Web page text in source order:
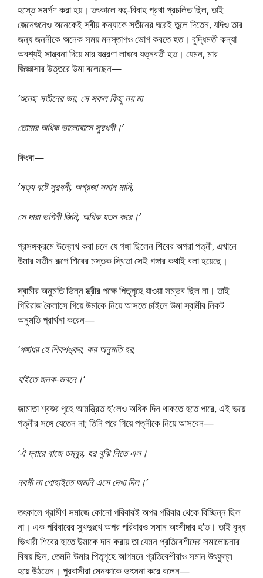
হস্তে সমর্পণ করা হয়। তৎকালে বহু-বিবাহ প্রথা প্রচলিত ছিল, তাই
জেনেশুনেও অনেকেই স্বীয় কন্যাকে সতীনের ঘরেই তুলে দিতেন, যদিও তার
জন্য জননীকে অনেক সময় মনস্তাপও ভোগ করতে হত। বুদ্ধিমতী কন্যা
অবশ্যই সান্ত্বনা দিয়ে মার যন্ত্রণা লাঘবে যত্নবতী হত। যেমন, মার
জিজ্ঞাসার উত্তরে উমা বলেছেন—
‘শুনেছ সতীনের ভয়, সে সকল কিছু নয় মা
তোমার অধিক ভালোবাসে সুরধনী।’
কিংবা—
‘সত্য বটে সুরধনী, অগ্রজা সমান মানি,
সে দারা ভগিনী জিনি, অধিক যতন করে।’
প্রসঙ্গক্রমে উল্লেখ করা চলে যে গঙ্গা ছিলেন শিবের অপরা পত্নী, এখানে
উমার সতীন রূপে শিবের মস্তক স্থিতা সেই গঙ্গার কথাই বলা হয়েছে।
স্বামীর অনুমতি ভিন্ন স্ত্রীর পক্ষে পিতৃগৃহে যাওয়া সম্ভব ছিল না। তাই
গিরিরাজ কৈলাসে গিয়ে উমাকে নিয়ে আসতে চাইলে উমা স্বামীর নিকট
অনুমতি প্রার্থনা করেন—
‘গঙ্গাধর হে শিবশঙ্কর, কর অনুমতি হর,
যাইতে জনক-ভবনে।’
জামাতা শ্বশুর গৃহে আমন্ত্রিত হ’লেও অধিক দিন থাকতে হতে পারে, এই ভয়ে
পত্নীর সঙ্গে যেতেন না; তিনি পরে গিয়ে পত্নীকে নিয়ে আসবেন—
‘ঐ দ্বারে বাজে ডম্বুর, হর বুঝি নিতে এল।
নবমী না পোহাইতে অমনি এসে দেখা দিল।’
তৎকালে গ্রামীণ সমাজে কোনো পরিবারই অপর পরিবার থেকে বিচ্ছিন্ন ছিল
না। এক পরিবারের সুখদুঃখে অপর পরিবারও সমান অংশীদার হ’ত। তাই বৃদ্ধ
ভিখারী শিবের হাতে উমাকে দান করায় তা যেমন প্রতিবেশীদের সমালোচনার
বিষয় ছিল, তেমনি উমার পিতৃগৃহে আগমনে প্রতিবেশীরাও সমান উৎফুল্ল
হয়ে উঠতেন। পুরবাসীরা মেনকাকে ভৎসনা করে বলেন—